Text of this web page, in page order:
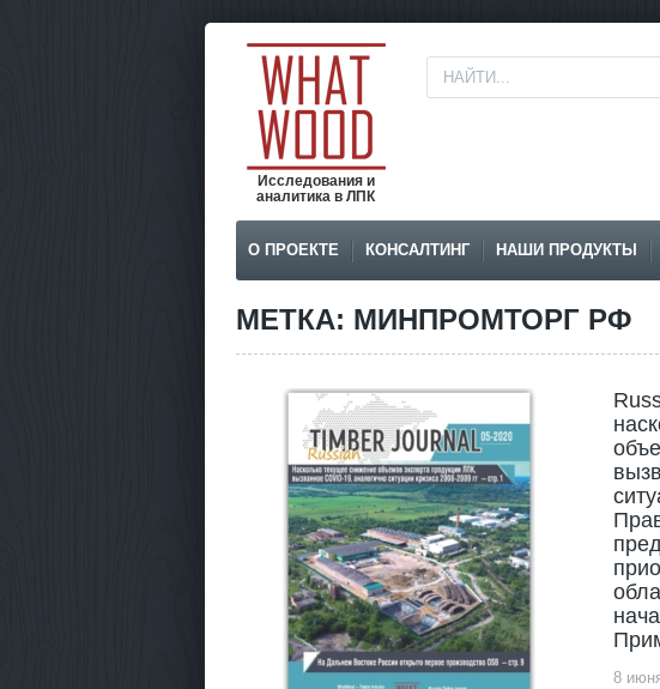
Исследования и
аналитика в ЛПК
О ПРОЕКТЕ КОНСАЛТИНГ НАШИ ПРОДУКТЫ
МЕТКА: МИНПРОМТОРГ РФ
8